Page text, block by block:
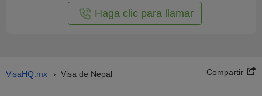
Haga clic para llamar
VisaHQ.mx › Visa de Nepal Compartir